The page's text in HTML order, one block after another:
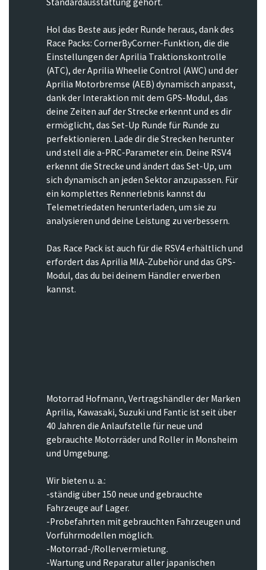
Hol das Beste aus jeder Runde heraus, dank des
Race Packs: CornerByCorner-Funktion, die die
Einstellungen der Aprilia Traktionskontrolle
(ATC), der Aprilia Wheelie Control (AWC) und der
Aprilia Motorbremse (AEB) dynamisch anpasst,
dank der Interaktion mit dem GPS-Modul, das
deine Zeiten auf der Strecke erkennt und es dir
ermöglicht, das Set-Up Runde für Runde zu
perfektionieren. Lade dir die Strecken herunter
und stell die a-PRC-Parameter ein. Deine RSV4
erkennt die Strecke und ändert das Set-Up, um
sich dynamisch an jeden Sektor anzupassen. Für
ein komplettes Rennerlebnis kannst du
Telemetriedaten herunterladen, um sie zu
analysieren und deine Leistung zu verbessern.
Das Race Pack ist auch für die RSV4 erhältlich und
erfordert das Aprilia MIA-Zubehör und das GPS-
Modul, das du bei deinem Händler erwerben
kannst.
Motorrad Hofmann, Vertragshändler der Marken
Aprilia, Kawasaki, Suzuki und Fantic ist seit über
40 Jahren die Anlaufstelle für neue und
gebrauchte Motorräder und Roller in Monsheim
und Umgebung.
Wir bieten u. a.:
-ständig über 150 neue und gebrauchte
Fahrzeuge auf Lager.
-Probefahrten mit gebrauchten Fahrzeugen und
Vorführmodellen möglich.
-Motorrad-/Rollervermietung.
-Wartung und Reparatur aller japanischen